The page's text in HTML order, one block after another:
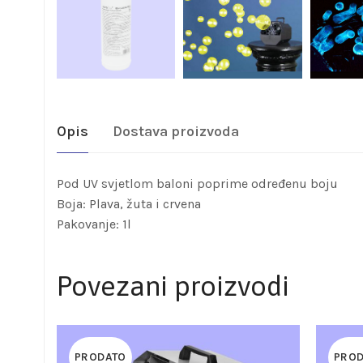
Opis Dostava proizvoda
Pod UV svjetlom baloni poprime određenu boju
Boja: Plava, žuta i crvena
Pakovanje: 1l
Povezani proizvodi
PRODATO